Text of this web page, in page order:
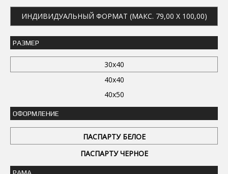
ИНДИВИДУАЛЬНЫЙ ФОРМАТ (МАКС. 79,00 X 100,00)
РАЗМЕР
30x40
40x40
40x50
ОФОРМЛЕНИЕ
ПАСПАРТУ БЕЛОЕ
ПАСПАРТУ ЧЕРНОЕ